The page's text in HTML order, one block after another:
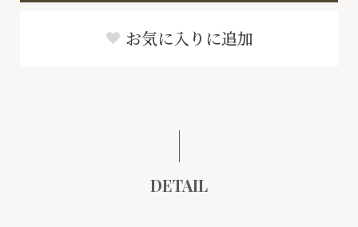
お気に入りに追加
DETAIL